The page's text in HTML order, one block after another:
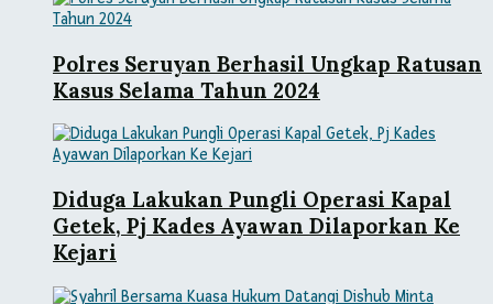
Polres Seruyan Berhasil Ungkap Ratusan
Kasus Selama Tahun 2024
Diduga Lakukan Pungli Operasi Kapal
Getek, Pj Kades Ayawan Dilaporkan Ke
Kejari